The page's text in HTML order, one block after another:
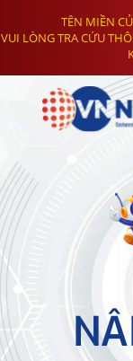
TÊN MIỀN
VUI LÒNG TRA CỨU